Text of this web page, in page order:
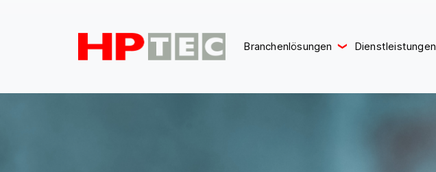
Branchenlösungen Dienstleistungen